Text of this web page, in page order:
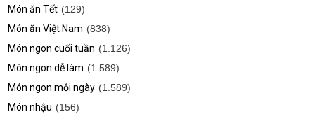
Món ăn Tết (129)
Món ăn Việt Nam (838)
Món ngon cuối tuần (1.126)
Món ngon dễ làm (1.589)
Món ngon mỗi ngày (1.589)
Món nhậu (156)